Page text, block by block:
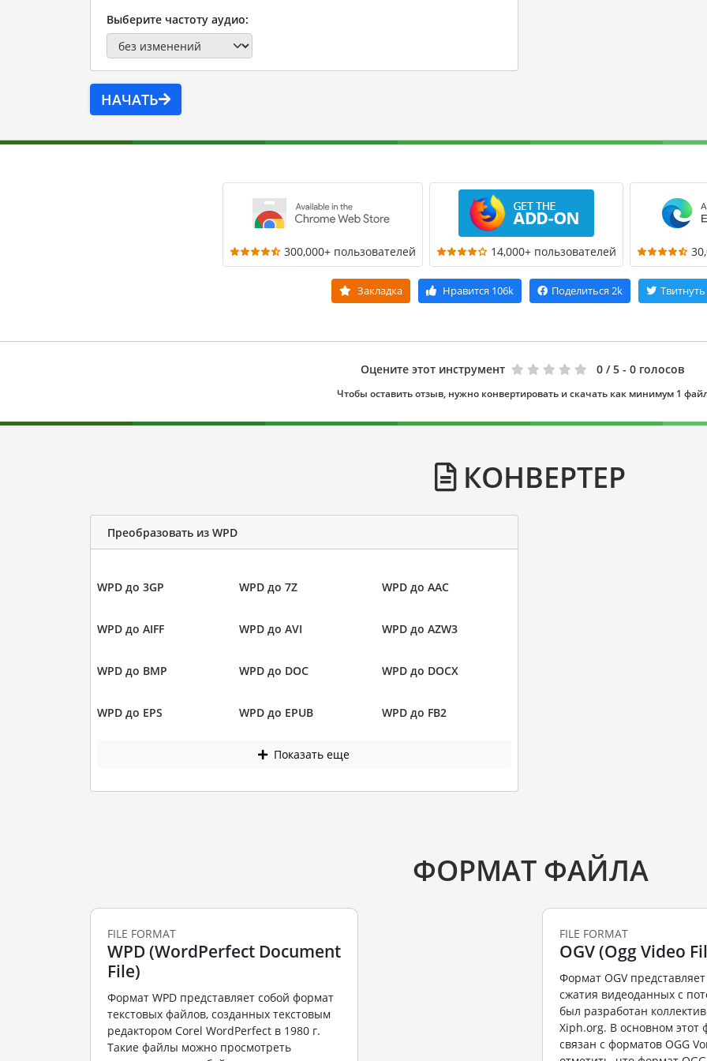
Выберите частоту аудио:
НАЧАТЬ
300,000+ пользователей 14,000+ пользователей
Закладка Нравится 106k Поделиться 2k Твитнуть
Оцените этот инструмент 0 / 5 - 0 голосов
Чтобы оставить отзыв, нужно конвертировать и скачать как минимум 1
КОНВЕРТЕР
Преобразовать из WPD
WPD до 3GP WPD до 7Z WPD до AAC
WPD до AIFF WPD до AVI WPD до AZW3
WPD до BMP WPD до DOC WPD до DOCX
WPD до EPS WPD до EPUB WPD до FB2
Показать еще
ФОРМАТ ФАЙЛА
FILE FORMAT
WPD (WordPerfect Document
File)
Формат WPD представляет собой формат
текстовых файлов, созданных текстовым
редактором Corel WordPerfect в 1980 г.
Такие файлы можно просмотреть
FILE FORMAT
OGV (Ogg Video
Формат OGV
сжатия видеоданных с
был разработан
Xiph.org. В основном этот
связан с форматов OGG